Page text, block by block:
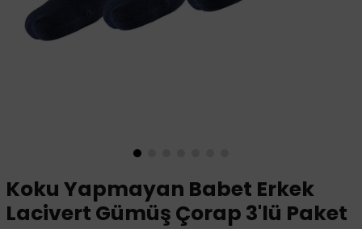
Koku Yapmayan Babet Erkek
Lacivert Gümüş Çorap 3'lü Paket